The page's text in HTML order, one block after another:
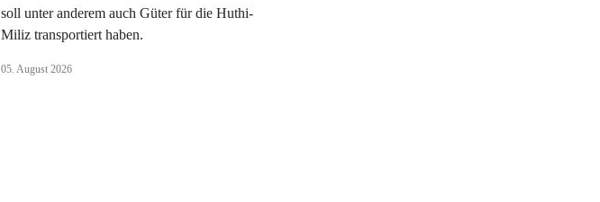
soll unter anderem auch Güter für die Huthi-
Miliz transportiert haben.
05. August 2026